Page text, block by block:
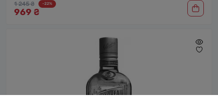
1 245 ₴ -22%
969 ₴